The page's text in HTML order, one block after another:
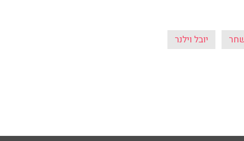
יובל וילנר